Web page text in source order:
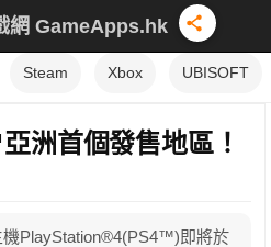
網 GameApps.hk
Steam Xbox UBISOFT
洲首個發售地區！
機PlayStation®4(PS4™)即將於